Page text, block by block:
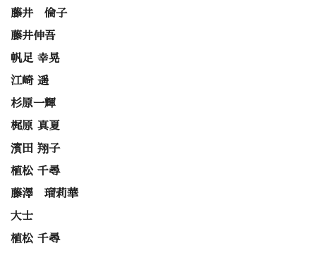
藤井 倫子
藤井伸吾
帆足 幸晃
江崎 遥
杉原一輝
梶原 真夏
濱田 翔子
植松 千尋
藤澤 瑠莉華
大士
植松 千尋